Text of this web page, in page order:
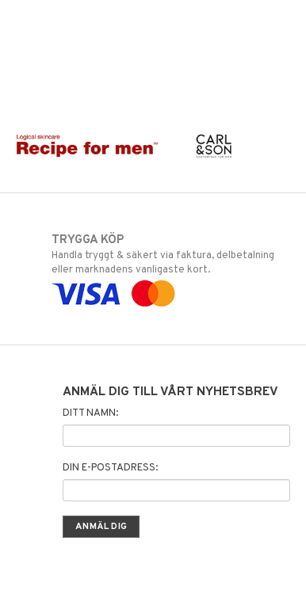
TRYGGA KÖP
Handla tryggt & säkert via faktura, delbetalning
eller marknadens vanligaste kort.
ANMÄL DIG TILL VÅRT NYHETSBREV
DITT NAMN:
DIN E-POSTADRESS: